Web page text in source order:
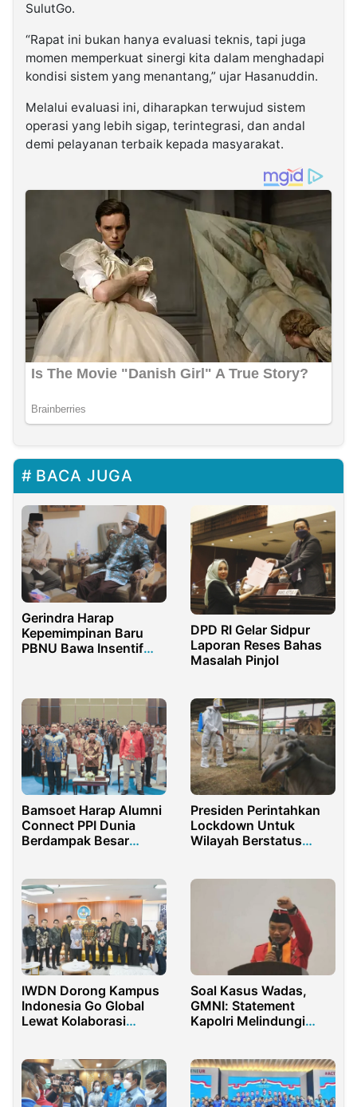
SulutGo.
“Rapat ini bukan hanya evaluasi teknis, tapi juga
momen memperkuat sinergi kita dalam menghadapi
kondisi sistem yang menantang,” ujar Hasanuddin.
Melalui evaluasi ini, diharapkan terwujud sistem
operasi yang lebih sigap, terintegrasi, dan andal
demi pelayanan terbaik kepada masyarakat.
BACA JUGA
Gerindra Harap
Kepemimpinan Baru
PBNU Bawa Insentif
DPD RI Gelar Sidpur
Laporan Reses Bahas
Masalah Pinjol
Bamsoet Harap Alumni
Connect PPI Dunia
Berdampak Besar
Presiden Perintahkan
Lockdown Untuk
Wilayah Berstatus
IWDN Dorong Kampus
Indonesia Go Global
Lewat Kolaborasi
Soal Kasus Wadas,
GMNI: Statement
Kapolri Melindungi
Represif